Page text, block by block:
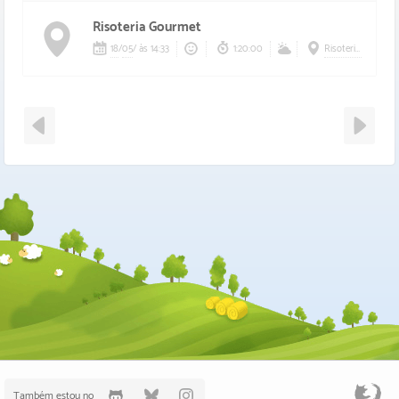
Risoteria Gourmet
18/05/às 14:33 1:20:00 Risoteria Gourmet